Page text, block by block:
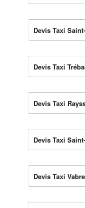
Devis Taxi
Devis Taxi
Devis Taxi
Devis Taxi
Devis Taxi Vabre